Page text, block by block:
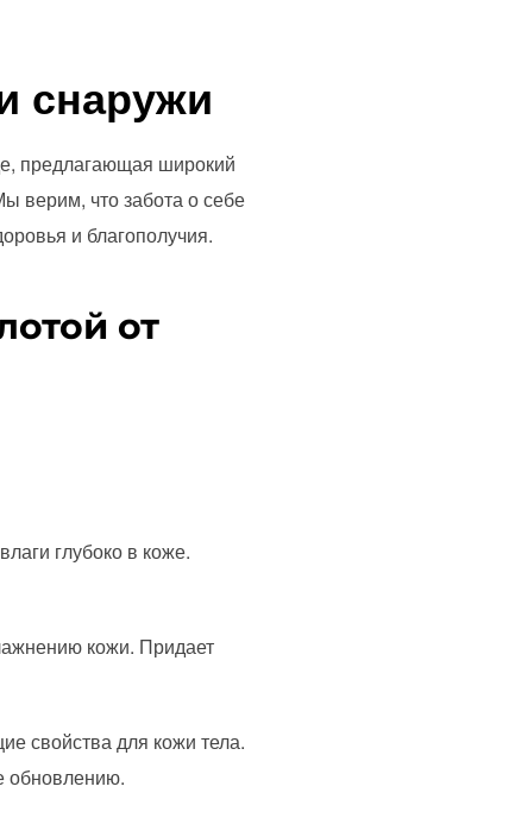
снаружи
предлагающая широкий
верим, что забота о себе
и благополучия.
от
глубоко в коже.
кожи. Придает
свойства для кожи тела.
обновлению.